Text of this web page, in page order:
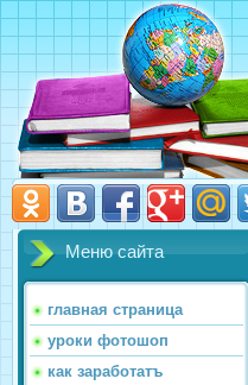
Меню сайта
главная страница
уроки фотошоп
как заработатъ